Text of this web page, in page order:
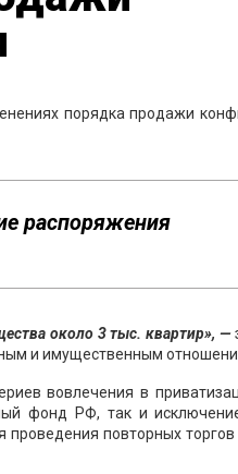
порядка продажи
распоряжения
около 3 тыс. квартир», —
и имущественным
вовлечения в
фонд РФ, так и
повторных торгов